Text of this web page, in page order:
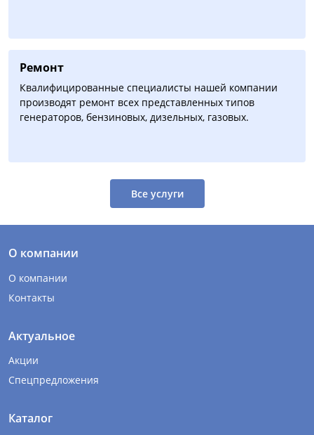
Ремонт
Квалифицированные специалисты нашей компании
производят ремонт всех представленных типов
генераторов, бензиновых, дизельных, газовых.
Все услуги
О компании
О компании
Контакты
Актуальное
Акции
Спецпредложения
Каталог